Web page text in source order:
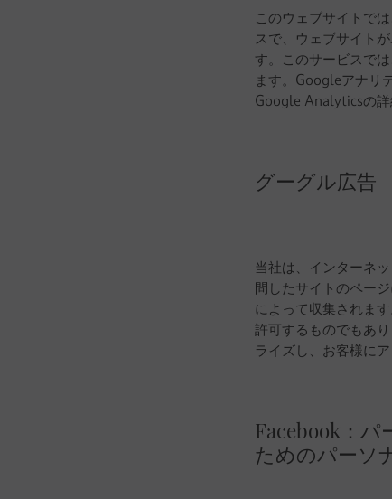
このウェブサイトで
スで、ウェブサイト
す。このサービスで
ます。Googleアナリ
Google Analyticsの詳
グーグル広告
当社は、インターネ
問したサイトのペー
によって収集されま
許可するものでもあ
ライズし、お客様に
Facebook：
ためのパーソ